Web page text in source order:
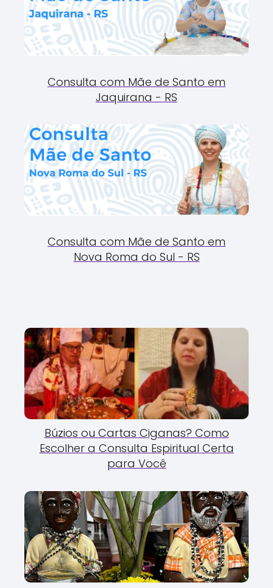
Consulta com Mãe de Santo em
Jaquirana - RS
Consulta com Mãe de Santo em
Nova Roma do Sul - RS
Búzios ou Cartas Ciganas? Como
Escolher a Consulta Espiritual Certa
para Você